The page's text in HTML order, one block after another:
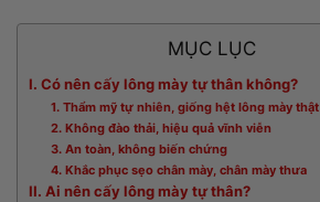
MỤC LỤC
I. Có nên cấy lông mày tự thân không?
1. Thẩm mỹ tự nhiên, giống hệt lông mày thật
2. Không đào thải, hiệu quả vĩnh viễn
3. An toàn, không biến chứng
4. Khắc phục sẹo chân mày, chân mày thưa
II. Ai nên cấy lông mày tự thân?